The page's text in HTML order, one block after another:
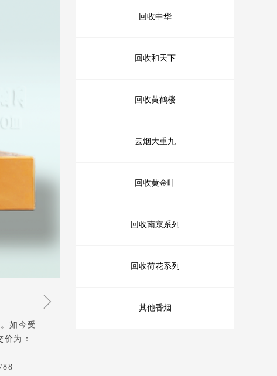
回收中华
回收和天下
回收黄鹤楼
云烟大重九
回收黄金叶
回收南京系列
回收荷花系列
其他香烟
ꁇ
如今受
为：